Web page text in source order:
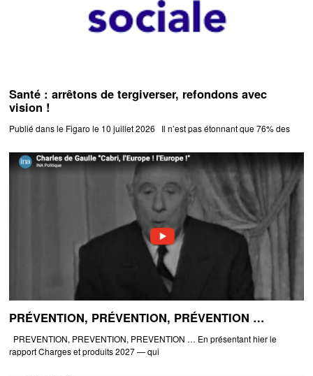
Santé : arrêtons de tergiverser, refondons avec
vision !
Publié dans le Figaro le 10 juillet 2026 Il n’est pas étonnant que 76% des
PRÉVENTION, PRÉVENTION, PRÉVENTION …
PREVENTION, PREVENTION, PREVENTION … En présentant hier le
rapport Charges et produits 2027 — qui